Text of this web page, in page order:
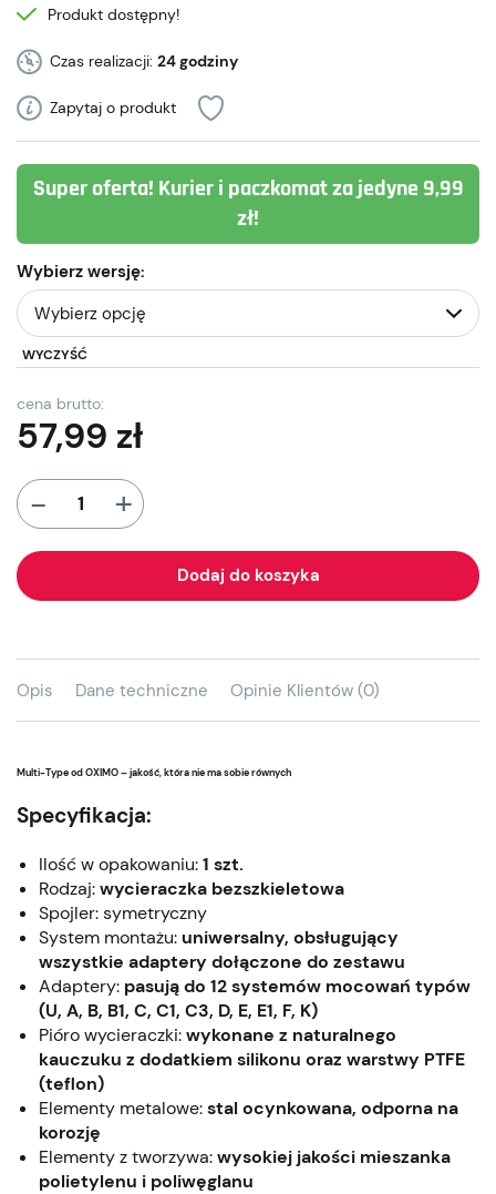
Produkt dostępny!
Czas realizacji: 24 godziny
Zapytaj o produkt
Super oferta! Kurier i paczkomat za jedyne 9,99
zł!
Wybierz wersję:
WYCZYŚĆ
cena brutto:
57,99 zł
- +
Dodaj do koszyka
Opis Dane techniczne Opinie Klientów (0)
Multi-Type od OXIMO – jakość, która nie ma sobie równych
Specyfikacja:
Ilość w opakowaniu:1 szt.
Rodzaj:wycieraczka bezszkieletowa
Spojler: symetryczny
System montażu: uniwersalny, obsługujący
wszystkie adaptery dołączone do zestawu
Adaptery: pasują do 12 systemów mocowań typów
(U, A, B, B1, C, C1, C3, D, E, E1, F, K)
Pióro wycieraczki:wykonane z naturalnego
kauczuku z dodatkiem silikonu oraz warstwy PTFE
(teflon)
Elementy metalowe:stal ocynkowana, odporna na
korozję
Elementy z tworzywa:wysokiej jakości mieszanka
polietylenu i poliwęglanu